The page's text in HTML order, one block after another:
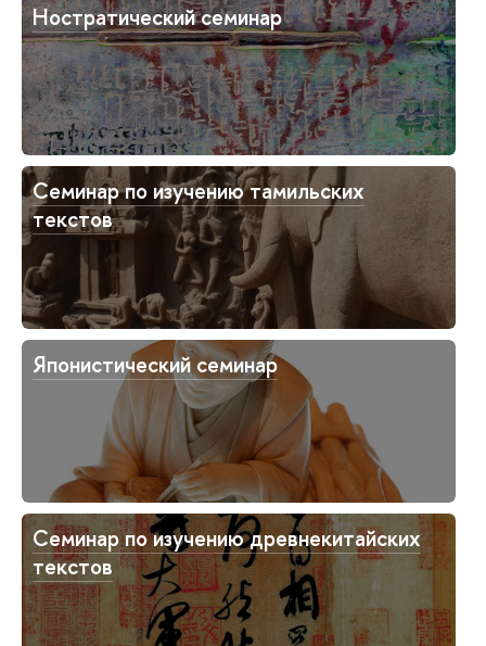
Ностратический семинар
Семинар по изучению тамильских
текстов
Японистический семинар
Семинар по изучению древнекитайских
текстов